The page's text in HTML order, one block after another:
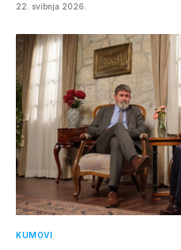
22. svibnja 2026.
KUMOVI